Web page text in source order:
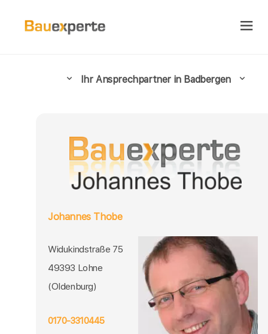
Ihr Ansprechpartner in Badbergen
Johannes Thobe
Widukindstraße 75
49393 Lohne
(Oldenburg)
0170-3310445